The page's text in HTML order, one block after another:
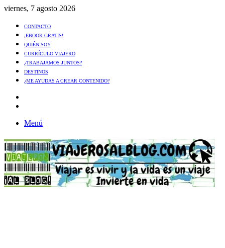
viernes, 7 agosto 2026
CONTACTO
¡EBOOK GRATIS!
QUIÉN SOY
CURRÍCULO VIAJERO
¿TRABAJAMOS JUNTOS?
DESTINOS
¿ME AYUDAS A CREAR CONTENIDO?
Menú